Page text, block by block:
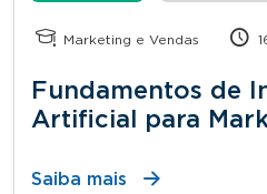
Marketing e Vendas
Fundamentos de
Artificial para
Saiba mais